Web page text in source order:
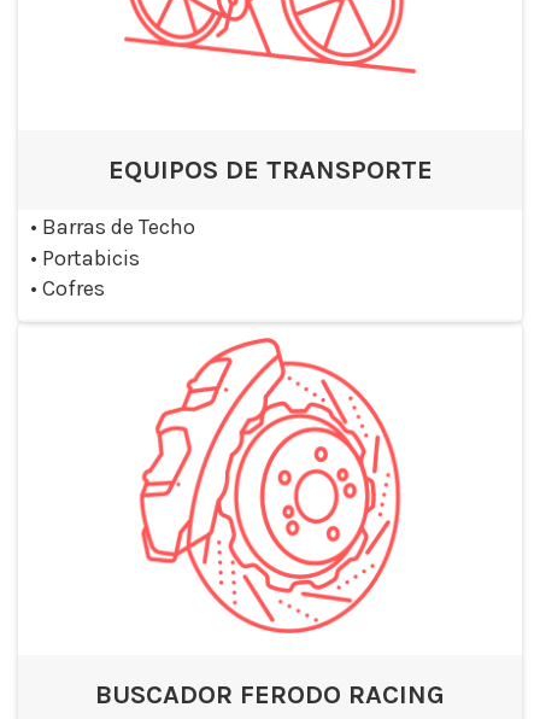
EQUIPOS DE TRANSPORTE
• Barras de Techo
• Portabicis
• Cofres
BUSCADOR FERODO RACING